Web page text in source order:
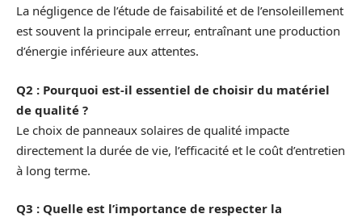
La négligence de l’étude de faisabilité et de l’ensoleillement
est souvent la principale erreur, entraînant une production
d’énergie inférieure aux attentes.
Q2 : Pourquoi est-il essentiel de choisir du matériel
de qualité ?
Le choix de panneaux solaires de qualité impacte
directement la durée de vie, l’efficacité et le coût d’entretien
à long terme.
Q3 : Quelle est l’importance de respecter la